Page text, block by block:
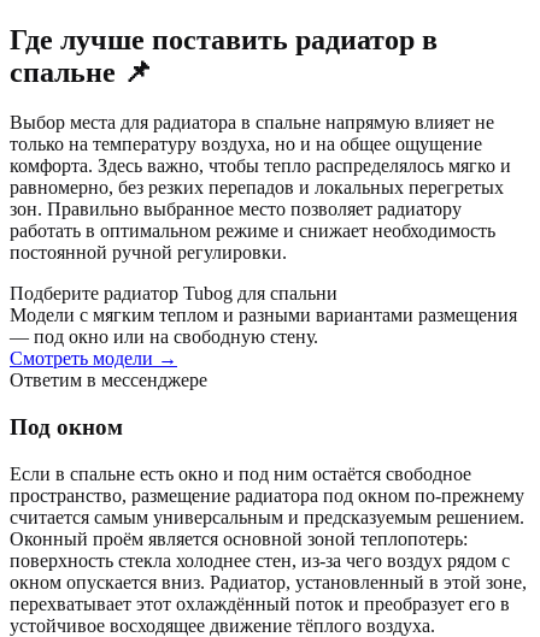
Где лучше поставить радиатор в
спальне 📌
Выбор места для радиатора в спальне напрямую влияет не
только на температуру воздуха, но и на общее ощущение
комфорта. Здесь важно, чтобы тепло распределялось мягко и
равномерно, без резких перепадов и локальных перегретых
зон. Правильно выбранное место позволяет радиатору
работать в оптимальном режиме и снижает необходимость
постоянной ручной регулировки.
Подберите радиатор Tubog для спальни
Модели с мягким теплом и разными вариантами размещения
— под окно или на свободную стену.
Смотреть модели →
Ответим в мессенджере
Под окном
Если в спальне есть окно и под ним остаётся свободное
пространство, размещение радиатора под окном по-прежнему
считается самым универсальным и предсказуемым решением.
Оконный проём является основной зоной теплопотерь:
поверхность стекла холоднее стен, из-за чего воздух рядом с
окном опускается вниз. Радиатор, установленный в этой зоне,
перехватывает этот охлаждённый поток и преобразует его в
устойчивое восходящее движение тёплого воздуха.